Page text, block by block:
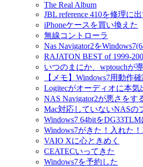
The Real Album
JBL reference 410を修理に
iPhoneケースを買い換えた
無線コントローラ
Nas Navigator2を
RAJATON BEST of 1999-
いつのまにか、wptouchが
【メモ】Windows7用動作
Logitecがオーディオに本気
NAS Navigator2が悪さをす
Mac対応していないNASの
Windows7 64bitを
Windows7がきた！入れた！
VAIO Xに心ときめく
CEATECいってきた
Windows7を予約した